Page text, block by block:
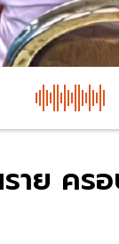
าย คร